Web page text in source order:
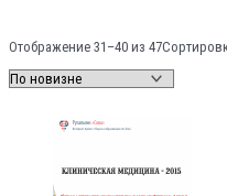
Отображение 31–40 из 47